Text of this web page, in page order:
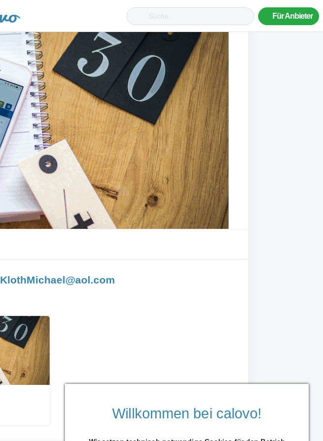
Für Anbieter
KlothMichael@aol.com
Willkommen bei calovo!